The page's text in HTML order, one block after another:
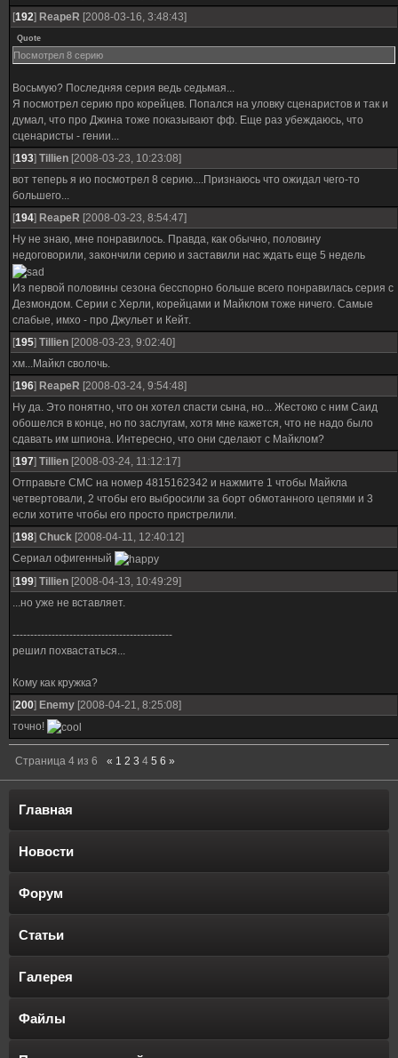
[192] ReapeR [2008-03-16, 3:48:43]
Quote
Посмотрел 8 серию
Восьмую? Последняя серия ведь седьмая...
Я посмотрел серию про корейцев. Попался на уловку сценаристов и так и
думал, что про Джина тоже показывают фф. Еще раз убеждаюсь, что
сценаристы - гении...
[193] Tillien [2008-03-23, 10:23:08]
вот теперь я ио посмотрел 8 серию....Признаюсь что ожидал чего-то
большего...
[194] ReapeR [2008-03-23, 8:54:47]
Ну не знаю, мне понравилось. Правда, как обычно, половину
недоговорили, закончили серию и заставили нас ждать еще 5 недель
Из первой половины сезона бесспорно больше всего понравилась серия с
Дезмондом. Серии с Херли, корейцами и Майклом тоже ничего. Самые
слабые, имхо - про Джульет и Кейт.
[195] Tillien [2008-03-23, 9:02:40]
хм...Майкл сволочь.
[196] ReapeR [2008-03-24, 9:54:48]
Ну да. Это понятно, что он хотел спасти сына, но... Жестоко с ним Саид
обошелся в конце, но по заслугам, хотя мне кажется, что не надо было
сдавать им шпиона. Интересно, что они сделают с Майклом?
[197] Tillien [2008-03-24, 11:12:17]
Отправьте СМС на номер 4815162342 и нажмите 1 чтобы Майкла
четвертовали, 2 чтобы его выбросили за борт обмотанного цепями и 3
если хотите чтобы его просто пристрелили.
[198] Chuck [2008-04-11, 12:40:12]
Сериал офигенный
[199] Tillien [2008-04-13, 10:49:29]
...но уже не вставляет.
---------------------------------------------
решил похвастаться...
Кому как кружка?
[200] Enemy [2008-04-21, 8:25:08]
точно!
Страница 4 из 6 « 1 2 3 4 5 6 »
Главная
Новости
Форум
Статьи
Галерея
Файлы